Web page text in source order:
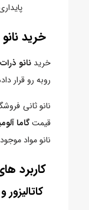
خرید
خریدنانو
روبه رو قرار
نانو ثانی
قیمتگاما
نانو مواد موجود
کاربرد های
کاتالیزور